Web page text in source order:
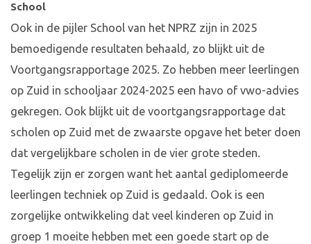
School
Ook in de pijler School van het NPRZ zijn in 2025
bemoedigende resultaten behaald, zo blijkt uit de
Voortgangsrapportage 2025. Zo hebben meer leerlingen
op Zuid in schooljaar 2024-2025 een havo of vwo-advies
gekregen. Ook blijkt uit de voortgangsrapportage dat
scholen op Zuid met de zwaarste opgave het beter doen
dat vergelijkbare scholen in de vier grote steden.
Tegelijk zijn er zorgen want het aantal gediplomeerde
leerlingen techniek op Zuid is gedaald. Ook is een
zorgelijke ontwikkeling dat veel kinderen op Zuid in
groep 1 moeite hebben met een goede start op de